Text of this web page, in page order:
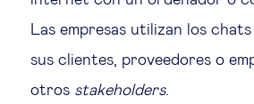
Las empresas utilizan los
sus clientes, proveedores o
otros stakeholders.